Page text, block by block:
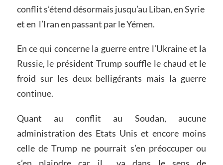
conflit s’étend désormais jusqu’au Liban, en Syrie
et en l’Iran en passant par le Yémen.
En ce qui concerne la guerre entre l’Ukraine et la
Russie, le président Trump souffle le chaud et le
froid sur les deux belligérants mais la guerre
continue.
Quant au conflit au Soudan, aucune
administration des Etats Unis et encore moins
celle de Trump ne pourrait s’en préoccuper ou